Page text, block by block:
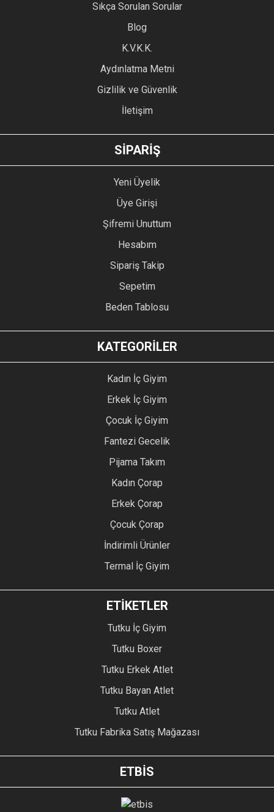
Ürün açıklamasında eksik bilgiler bulunuyor.
Ürün bilgilerinde hatalar bulunuyor.
Ürün fiyatı diğer sitelerden daha pahalı.
GÖNDER
Sıkça Sorulan Sorular
Blog
K.V.K.K.
Aydınlatma Metni
Gizlilik ve Güvenlik
İletişim
SİPARİŞ
Yeni Üyelik
Üye Girişi
Şifremi Unuttum
Hesabım
Sipariş Takip
Sepetim
Beden Tablosu
KATEGORİLER
Kadın İç Giyim
Erkek İç Giyim
Çocuk İç Giyim
Fantezi Gecelik
Pijama Takım
Kadın Çorap
Erkek Çorap
Çocuk Çorap
İndirimli Ürünler
Termal İç Giyim
ETİKETLER
Tutku İç Giyim
Tutku Boxer
Tutku Erkek Atlet
Tutku Bayan Atlet
Tutku Atlet
Tutku Fabrika Satış Mağazası
ETBİS